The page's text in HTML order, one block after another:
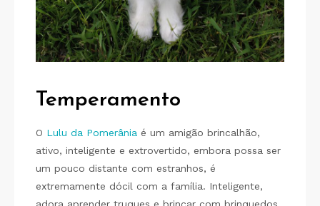
Temperamento
O Lulu da Pomerânia é um amigão brincalhão,
ativo, inteligente e extrovertido, embora possa ser
um pouco distante com estranhos, é
extremamente dócil com a família. Inteligente,